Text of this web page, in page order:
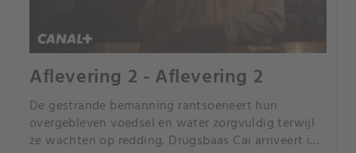
Aflevering 2 - Aflevering 2
De gestrande bemanning rantsoeneert hun
overgebleven voedsel en water zorgvuldig terwijl
ze wachten op redding. Drugsbaas Cai arriveert in